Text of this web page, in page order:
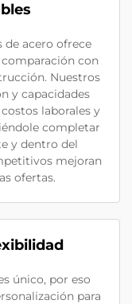
de acero ofrece
con
Nuestros
y capacidades
laborales y
completar
y dentro del
mejoran
ofertas.
único, por eso
para